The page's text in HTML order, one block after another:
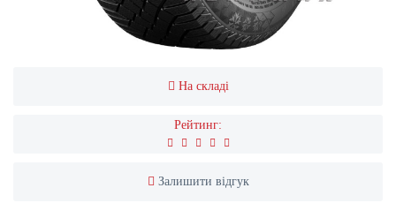
На складі
Рейтинг:
Залишити відгук